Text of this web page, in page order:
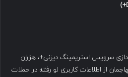
سرویس استریمینگ دیزنی+، هزاران
از اطلاعات کاربری لو رفته در حملات